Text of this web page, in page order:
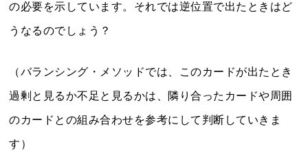
の必要を示しています。それでは逆位置で出たときはど
うなるのでしょう？
（バランシング・メソッドでは、このカードが出たとき
過剰と見るか不足と見るかは、隣り合ったカードや周囲
のカードとの組み合わせを参考にして判断していきま
す）